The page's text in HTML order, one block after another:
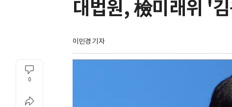
대법원, 檢미래위 '
이민경 기자
0